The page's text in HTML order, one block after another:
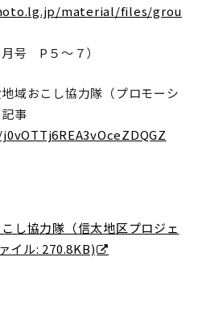
material/files/grou
月号 P５～７）
域おこし協力隊（プロモーシ
事
し協力隊（信太地区プロジェ
イル: 270.8KB)